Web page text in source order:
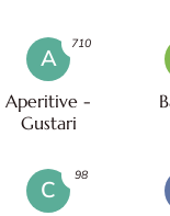
A
Aperitive -
Gustari
710
C
98